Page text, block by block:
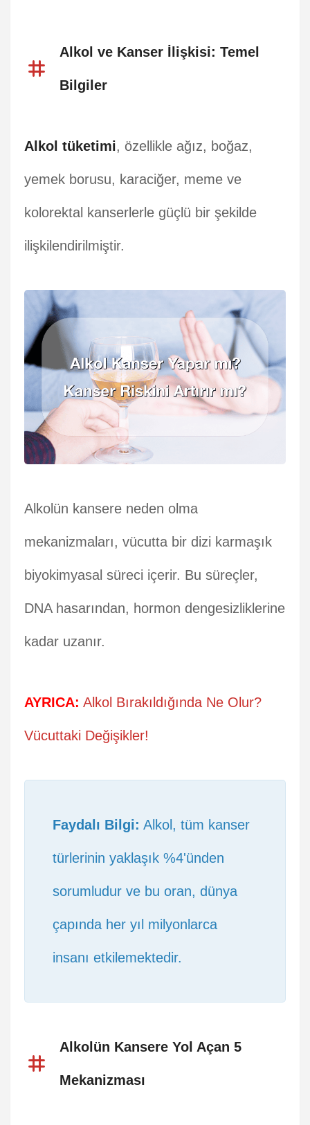
Alkol ve Kanser İlişkisi: Temel
Bilgiler
Alkol tüketimi, özellikle ağız, boğaz,
yemek borusu, karaciğer, meme ve
kolorektal kanserlerle güçlü bir şekilde
ilişkilendirilmiştir.
Alkolün kansere neden olma
mekanizmaları, vücutta bir dizi karmaşık
biyokimyasal süreci içerir. Bu süreçler,
DNA hasarından, hormon dengesizliklerine
kadar uzanır.
AYRICA: Alkol Bırakıldığında Ne Olur?
Vücuttaki Değişikler!
Faydalı Bilgi: Alkol, tüm kanser
türlerinin yaklaşık %4'ünden
sorumludur ve bu oran, dünya
çapında her yıl milyonlarca
insanı etkilemektedir.
Alkolün Kansere Yol Açan 5
Mekanizması